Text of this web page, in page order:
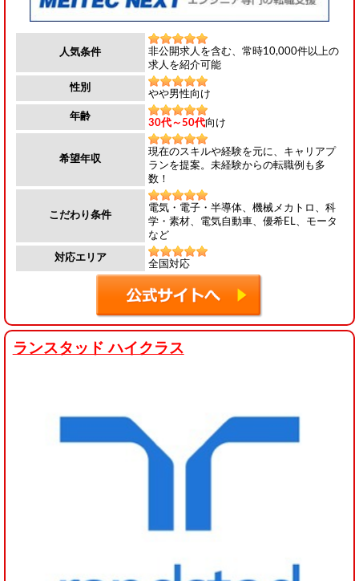
人気条件
非公開求人を含む、常時10,000件以上の
求人を紹介可能
性別
やや男性向け
年齢
30代～50代向け
希望年収
現在のスキルや経験を元に、キャリアプ
ランを提案。未経験からの転職例も多
数！
こだわり条件
電気・電子・半導体、機械メカトロ、科
学・素材、電気自動車、優希EL、モータ
など
対応エリア
全国対応
ランスタッド ハイクラス